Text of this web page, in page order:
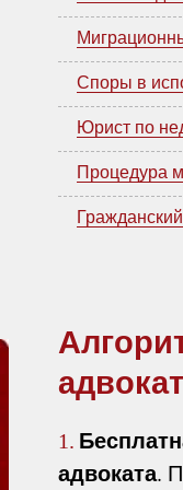
Споры в
Юрист по
Процедура
1.
адвоката.